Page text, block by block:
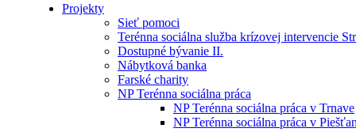
Projekty
Sieť pomoci
Terénna sociálna služba krízovej intervencie
Dostupné bývanie II.
Nábytková banka
Farské charity
NP Terénna sociálna práca
NP Terénna sociálna práca v Trnave
NP Terénna sociálna práca v